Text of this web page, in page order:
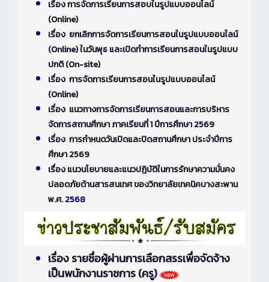
เรื่อง การจัดการเรียนการสอบในรูปแบบออนไลน์
(Online)
เรื่อง ยกเลิกการจัดการเรียนการสอนในรูปแบบออนไลน์
(Online) ในวันพุธ และเปิดทำการเรียนการสอนในรูปแบบ
ปกติ (On-site)
เรื่อง การจัดการเรียนการสอนในรูปแบบออนไลน์
(Online)
เรื่อง แนวทางการจัดการเรียนการสอนและการบริหาร
จัดการสถานศึกษา ภาคเรียนที่ 1 ปีการศึกษา 2569
เรื่อง การกำหนดวันเปิดและปิดสถานศึกษา ประจำปีการ
ศึกษา 2569
เรื่อง แนวนโยบายและแนวปฏิบัติในการรักษาความมั่นคง
ปลอดภัยด้านสารสนเทศ ของวิทยาลัยเทคนิคบางสะพาน
พ.ศ.2568
เรื่อง รายชื่อผู้ผ่านการเลือกสรรเพื่อจัดจ้าง
เป็นพนักงานราชการ (ครู)